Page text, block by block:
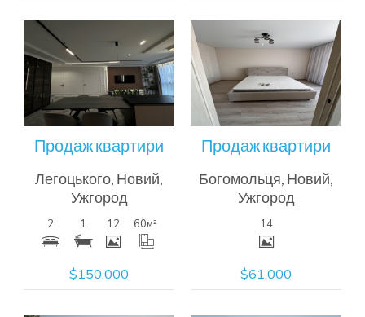
Більш
детальна
інформація
Продаж квартири
Легоцького, Новий,
Ужгород
2 1 12 60м²
$150,000
Більш
детальна
інформація
Продаж квартири
Богомольця, Новий,
Ужгород
14
$61,000